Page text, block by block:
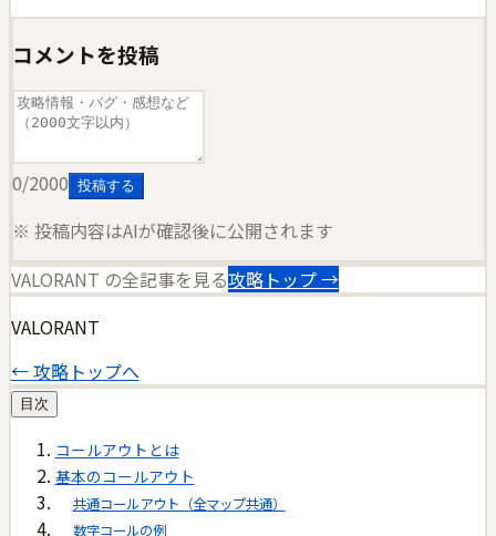
コメントを投稿
0/2000 投稿する
※ 投稿内容はAIが確認後に公開されます
VALORANT の全記事を見る攻略トップ →
VALORANT
← 攻略トップへ
目次
コールアウトとは
基本のコールアウト
共通コールアウト（全マップ共通）
数字コールの例